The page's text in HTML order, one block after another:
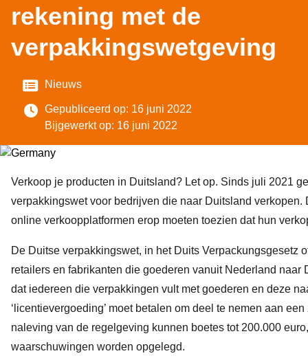
rekening met de
verpakkingswetgeving
Categorie
Nieuws
Gepubliceerd op: 16 juni 2022
Bijgewerkt op: 16 juni 2022
Verkoop je producten in Duitsland? Let op. Sinds juli 2021
verpakkingswet voor bedrijven die naar Duitsland
online verkoopplatformen erop moeten toezien dat hun
De Duitse verpakkingswet, in het Duits Verpackungsgesetz
retailers en fabrikanten die goederen vanuit Nederland naar
dat iedereen die verpakkingen vult met goederen en deze
‘licentievergoeding’ moet betalen om deel te nemen aan
naleving van de regelgeving kunnen boetes tot 200.000
waarschuwingen worden opgelegd.